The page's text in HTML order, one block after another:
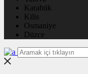
Karabük
Kilis
Osmaniye
Düzce